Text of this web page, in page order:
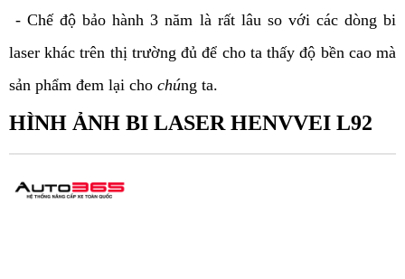
- Chế độ bảo hành 3 năm là rất lâu so với các dòng bi
laser khác trên thị trường đủ để cho ta thấy độ bền cao mà
sản phẩm đem lại cho chúng ta.
HÌNH ẢNH BI LASER HENVVEI L92